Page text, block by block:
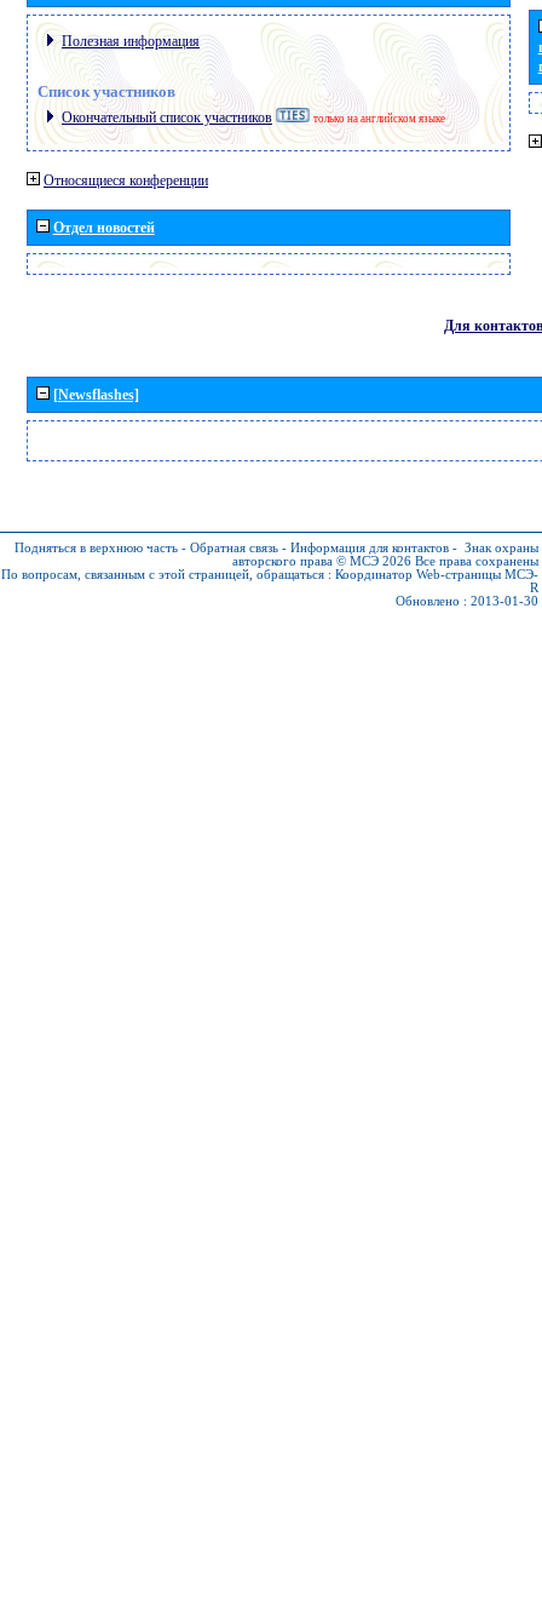
Полезная информация
Список участников
Окончательный список участников только на английском языке
Относящиеся конференции
Отдел новостей
Для контактов
[Newsflashes]
Подняться в верхнюю часть - Обратная связь - Информация для контактов - Знак охраны
авторского права © МСЭ 2026 Все права сохранены
По вопросам, связанным с этой страницей, обращаться : Координатор Web-страницы МСЭ-
R
Обновлено : 2013-01-30